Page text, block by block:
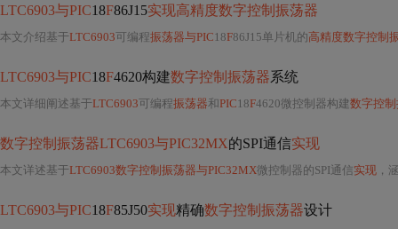
LTC6903与PIC18F86J15实现高精度数字控制振荡器
本文介绍基于LTC6903可编程振荡器与PIC 18F86J15单片机的高精度数字控制
LTC6903与PIC18F4620构建数字控制振荡器系统
本文详细阐述基于LTC6903可编程振荡器和PIC 18F4620微控制器构建数字控
数字控制振荡器LTC6903与PIC32MX的SPI通信实现
本文详述基于LTC6903数字控制振荡器与PIC32MX微控制器的SPI通信实现 ，涵
LTC6903与PIC18F85J50实现精确数字控制振荡器设计